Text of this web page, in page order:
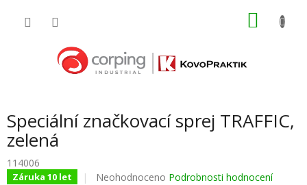
Speciální značkovací sprej TRAFFIC,
zelená
114006
Záruka 10 let
Průměrné
Neohodnoceno Podrobnosti hodnocení